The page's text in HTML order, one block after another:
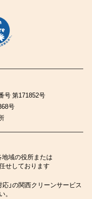
号 第171852号
号
域の役所または
せしております
応」の関西クリーンサービス
。